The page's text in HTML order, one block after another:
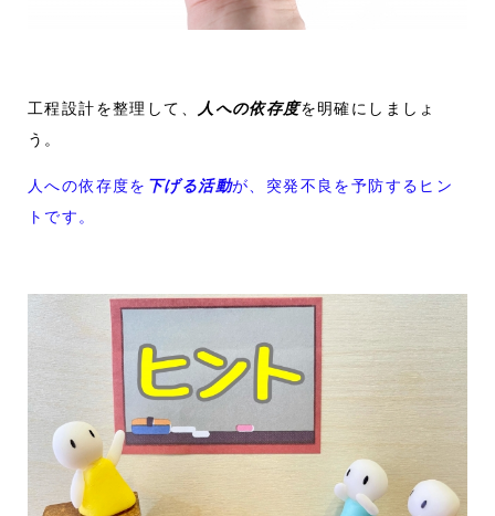
工程設計を整理して、 人への依存度を明確にしましょ
う。
人への依存度を 下げる活動が、突発不良を予防するヒン
トです。